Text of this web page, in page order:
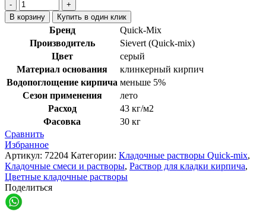
В корзину Купить в один клик
Бренд
Quick-Mix
Производитель
Sievert (Quick-mix)
Цвет
серый
Материал основания
клинкерный кирпич
Водопоглощение кирпича меньше 5%
Сезон применения
лето
Расход
43 кг/м2
Фасовка
30 кг
Сравнить
Избранное
Артикул: 72204 Категории: Кладочные растворы Quick-mix,
Кладочные смеси и растворы, Раствор для кладки кирпича,
Цветные кладочные растворы
Поделиться